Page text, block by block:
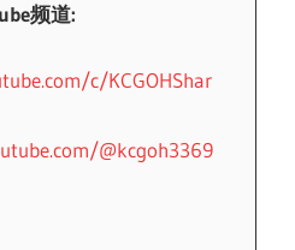
频道:
c/KCGOHShar
@kcgoh3369